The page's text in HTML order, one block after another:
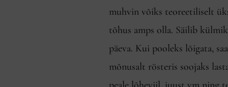
muhvin võiks teoreetiliselt
tõhus amps olla. Säilib
päeva. Kui pooleks lõigata,
mõnusalt rösteris soojaks